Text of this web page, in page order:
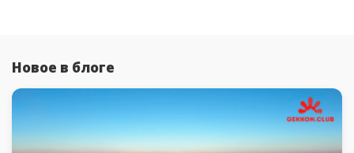
Новое в блоге